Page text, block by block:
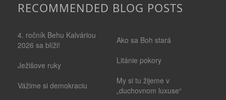
RECOMMENDED BLOG POSTS
4. ročník Behu Kalváriou
2026 sa blíži!
Ježišove ruky
Vážime si demokraciu
Ako sa Boh stará
Litánie pokory
My si tu žijeme v
„duchovnom luxuse“